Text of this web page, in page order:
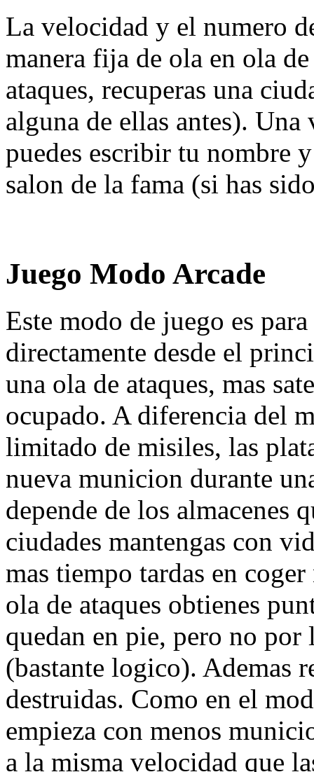
La velocidad y el numero
manera fija de ola en ola
ataques, recuperas una
alguna de ellas antes).
puedes escribir tu nombre
salon de la fama (si has
Juego Modo Arcade
Este modo de juego es
directamente desde el
una ola de ataques, mas
ocupado. A diferencia del
limitado de misiles, las
nueva municion durante
depende de los almacenes
ciudades mantengas con
mas tiempo tardas en
ola de ataques obtienes
quedan en pie, pero no
(bastante logico). Ademas
destruidas. Como en el
empieza con menos
a la misma velocidad que